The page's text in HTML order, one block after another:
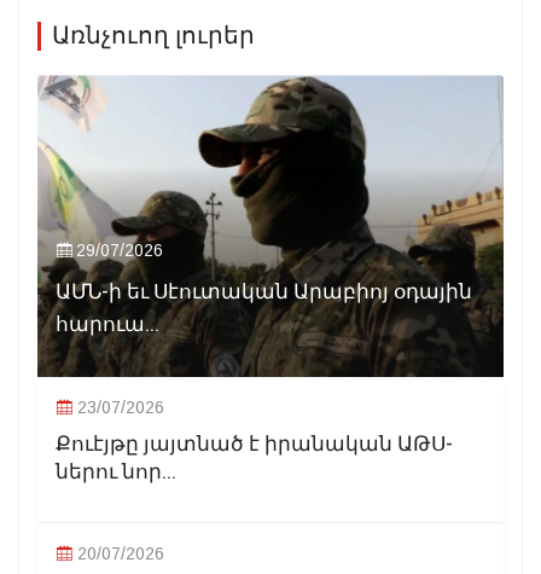
Առնչուող լուրեր
29/07/2026
ԱՄՆ-ի եւ Սէուտական Արաբիոյ օդային
հարուա...
23/07/2026
Քուէյթը յայտնած է իրանական ԱԹՍ-
ներու նոր...
20/07/2026